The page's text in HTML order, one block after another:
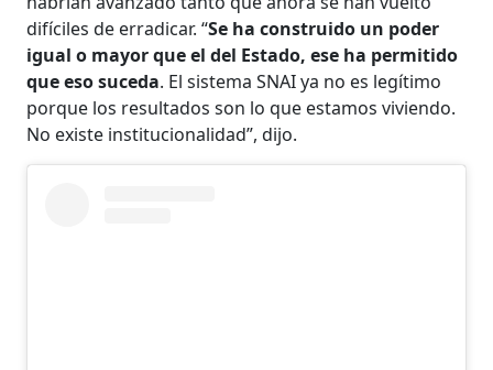
difíciles de erradicar. “Se ha construido un poder
igual o mayor que el del Estado, ese ha permitido
que eso suceda. El sistema SNAI ya no es legítimo
porque los resultados son lo que estamos viviendo.
No existe institucionalidad”, dijo.